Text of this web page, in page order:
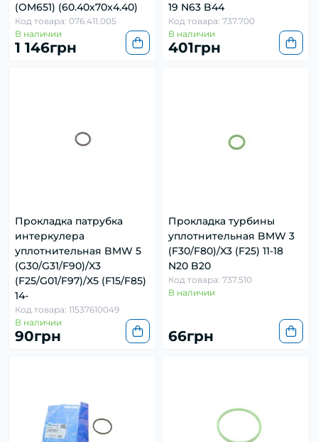
(OM651) (60.40x70x4.40)
Код товара: 076.411.005
В наличии
1 146грн
19 N63 B44
Код товара: 737.700
В наличии
401грн
Прокладка патрубка
интеркулера
уплотнительная BMW 5
(G30/G31/F90)/X3
(F25/G01/F97)/X5 (F15/F85)
14-
Код товара: 11537610049
В наличии
90грн
Прокладка турбины
уплотнительная BMW 3
(F30/F80)/X3 (F25) 11-18
N20 B20
Код товара: 737.510
В наличии
66грн